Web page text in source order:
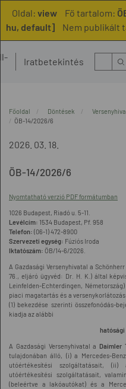
Oldal: view Fő tartalom:
hu, default]
Nem publikált
Iratbetekintés Kereső
Főoldal Döntések
ÖB-14/2026/6
2026. 03. 18.
ÖB-14/2026/6
Nyomtatható verzió PDF formátumban
1026 Budapest, Riadó u. 5-11.
Levélcím: 1534 Budapest, Pf. 958
Telefon: (06-1) 472-8900
Szervezeti egység: Fúziós Iroda
Iktatószám: ÖB/14-6/2026.
A Gazdasági Versenyhivatal a
76., eljáró ügyvéd: Dr. H. K.) által
Leinfelden-Echterdingen,
piaci magatartás és a
(1) bekezdése szerinti összefonódás-
kiadja az alábbi
A Gazdasági Versenyhivatal a Daimler
tulajdonában álló, (i) a Mercedes-
utóértékesítési szolgáltatásait,
utóértékesítési szolgáltatásait,
(beleértve a lakóautókat) és a